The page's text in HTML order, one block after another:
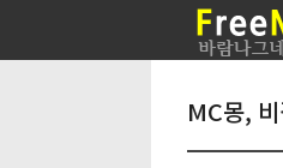
MC몽,